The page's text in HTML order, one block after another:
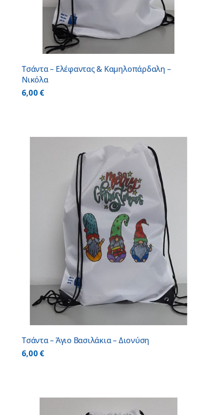
Τσάντα – Ελέφαντας & Καμηλοπάρδαλη –
Νικόλα
6,00€
Τσάντα – Άγιο Βασιλάκια – Διονύση
6,00€